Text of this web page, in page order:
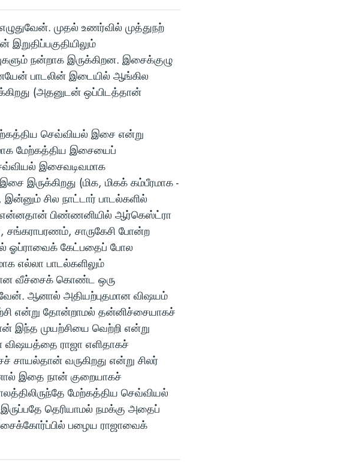
முதல் உணர்வில் முத்துநற்
நன்றாக இருக்கிறன. இசைக்குழு
பாடலின் இடையில் ஆங்கில
(அதனுடன் ஒப்பிடத்தான்
செவ்வியல் இசை என்று
மேற்கத்திய இசையைப்
இசைவடிவமாக
இருக்கிறது (மிக, மிகக் கம்பீரமாக -
சில நாட்டார் பாடல்களில்
என்னதான் பிண்ணனியில் ஆர்கெஸ்ட்ரா
சாருகேசி போன்ற
ஓப்ராவைக் கேட்பதைப் போல
எல்லா பாடல்களிலும்
வீச்சைக் கொண்ட ஒரு
ஆனால் அதியற்புதமான விஷயம்
என்று தோன்றாமல் தன்னிச்சையாகச்
இந்த முயற்சியை வெற்றி என்று
விஷயத்தை ராஜா எளிதாகச்
சாயல்தான் வருகிறது என்று சிலர்
இதை நான் குறையாகச்
மேற்கத்திய செவ்வியல்
தெரியாமல் நமக்கு அதைப்
பழைய ராஜாவைக்